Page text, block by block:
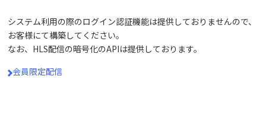
システム利用の際のログイン認証機能は提供しておりませんので、
お客様にて構築してください。
なお、HLS配信の暗号化のAPIは提供しております。
会員限定配信